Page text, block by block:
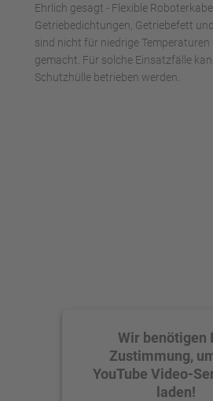
powered by
Management
Ehrlich gesagt - Flexible
Getriebedichtungen, Getriebefett
sind nicht für niedrige Temperaturen
gemacht. Für solche Einsatzfälle
Schutzhülle betrieben werden.
Wir benötigen
Zustimmung,
YouTube Video-
laden!